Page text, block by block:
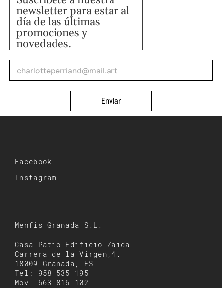
newsletter para estar al
día de las últimas
promociones y
novedades.
Enviar
Facebook
Instagram
Menfis Granada S.L.
Casa Patio Edificio Zaida
Carrera de la Virgen,4.
18009 Granada, ES
Tel: 958 535 195
Mov: 663 816 102